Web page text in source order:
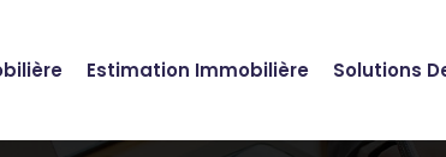
Estimation Immobilière Solutions